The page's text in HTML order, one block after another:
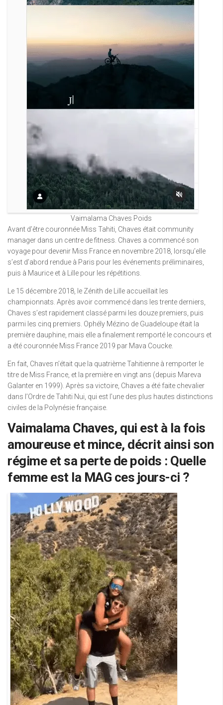
Vaimalama Chaves Poids
Avant d’être couronnée Miss Tahiti, Chaves était community
manager dans un centre de fitness. Chaves a commencé son
voyage pour devenir Miss France en novembre 2018, lorsqu’elle
s’est d’abord rendue à Paris pour les événements préliminaires,
puis à Maurice et à Lille pour les répétitions.
Le 15 décembre 2018, le Zénith de Lille accueillait les
championnats. Après avoir commencé dans les trente derniers,
Chaves s’est rapidement classé parmi les douze premiers, puis
parmi les cinq premiers. Ophély Mézino de Guadeloupe était la
première dauphine, mais elle a finalement remporté le concours et
a été couronnée Miss France 2019 par Mava Coucke.
En fait, Chaves n’était que la quatrième Tahitienne à remporter le
titre de Miss France, et la première en vingt ans (depuis Mareva
Galanter en 1999). Après sa victoire, Chaves a été faite chevalier
dans l’Ordre de Tahiti Nui, qui est l’une des plus hautes distinctions
civiles de la Polynésie française.
Vaimalama Chaves, qui est à la fois
amoureuse et mince, décrit ainsi son
régime et sa perte de poids : Quelle
femme est la MAG ces jours-ci ?